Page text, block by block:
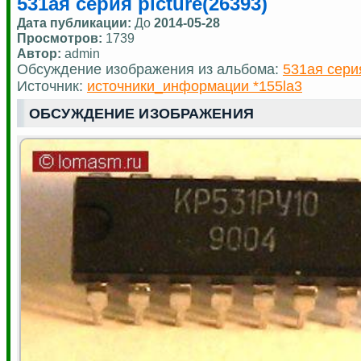
Дата публикации: До 2014-05-28
Просмотров: 1739
Автор: admin
Обсуждение изображения из альбома: 531ая
Источник: источники_информации *155la3
ОБСУЖДЕНИЕ ИЗОБРАЖЕНИЯ